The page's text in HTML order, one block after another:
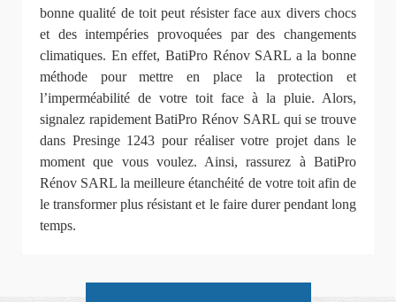
bonne qualité de toit peut résister face aux divers chocs
et des intempéries provoquées par des changements
climatiques. En effet, BatiPro Rénov SARL a la bonne
méthode pour mettre en place la protection et
l’imperméabilité de votre toit face à la pluie. Alors,
signalez rapidement BatiPro Rénov SARL qui se trouve
dans Presinge 1243 pour réaliser votre projet dans le
moment que vous voulez. Ainsi, rassurez à BatiPro
Rénov SARL la meilleure étanchéité de votre toit afin de
le transformer plus résistant et le faire durer pendant long
temps.